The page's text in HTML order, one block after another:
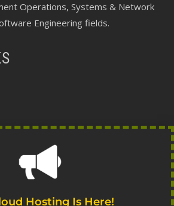
Operations, Systems & Network
Engineering fields.
Center
Hosting Is Here!